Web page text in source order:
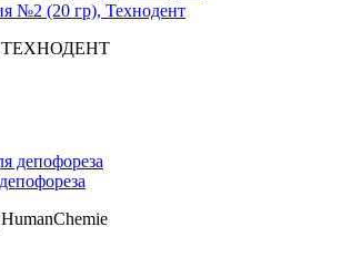
№2 (20 гр), Технодент
| ТЕХНОДЕНТ